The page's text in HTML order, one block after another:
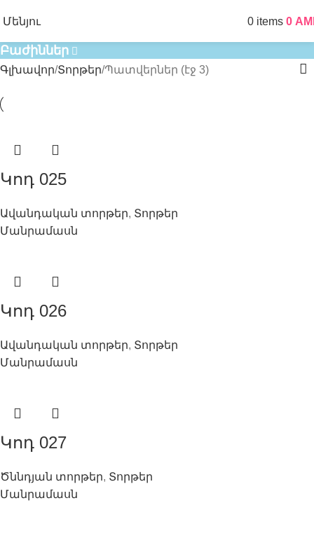
Մենյու 0 items 0
Տորթեր
Բաժիններ
Գլխավոր Տորթեր Պատվերներ (էջ 3)
Կոդ 025
Ավանդական տորթեր, Տորթեր
Մանրամասն
Կոդ 026
Ավանդական տորթեր, Տորթեր
Մանրամասն
Կոդ 027
Ծննդյան տորթեր, Տորթեր
Մանրամասն